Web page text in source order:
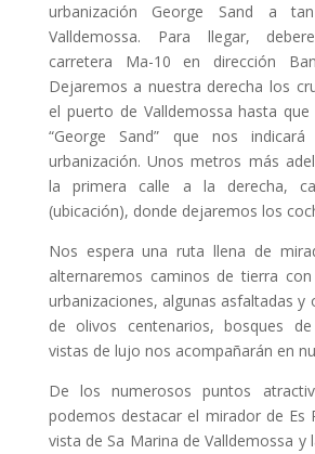
urbanización George Sand a
Valldemossa. Para llegar,
carretera Ma-10 en dirección
Dejaremos a nuestra derecha los
el puerto de Valldemossa hasta
“George Sand” que nos
urbanización. Unos metros más
la primera calle a la derecha,
(ubicación), donde dejaremos los
Nos espera una ruta llena de
alternaremos caminos de tierra
urbanizaciones, algunas asfaltadas y
de olivos centenarios, bosques
vistas de lujo nos acompañarán en
De los numerosos puntos
podemos destacar el mirador de Es
vista de Sa Marina de Valldemossa y